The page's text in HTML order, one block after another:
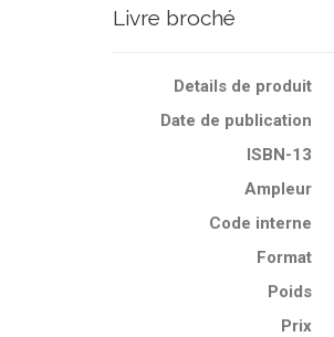
Livre broché
Details de produit
Date de publication
ISBN-13
Ampleur
Code interne
Format
Poids
Prix